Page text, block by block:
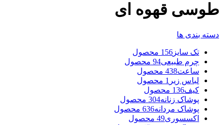
طوسی قهوه ای
دسته بندی ها
تک سایز 156 محصول
چرم طبیعی94 محصول
ساعت438 محصول
لباس زیر 1 محصول
کیف136 محصول
پوشاک زنانه304 محصول
پوشاک مردانه636 محصول
اکسسوری49 محصول